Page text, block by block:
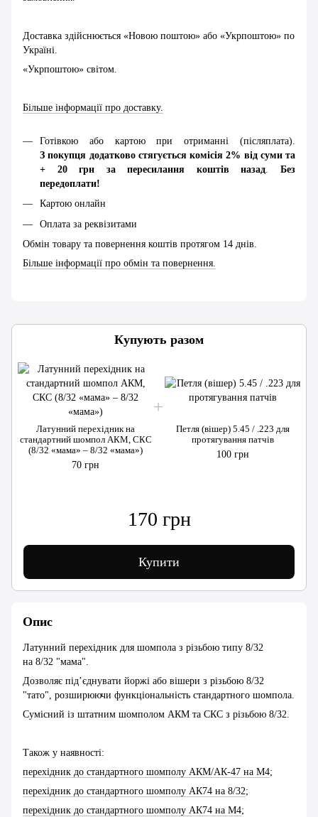
Доставка здійснюється «Новою поштою» або «Укрпоштою» по
Україні.
«Укрпоштою» світом.
Більше інформації про доставку.
Готівкою або картою при отриманні (післяплата).
З покупця додатково стягується комісія 2% від суми та
+ 20 грн за пересилання коштів назад.Без
передоплати!
Картою онлайн
Оплата за реквізитами
Обмін товару та повернення коштів протягом 14 днів.
Більше інформації про обмін та повернення.
Купують разом
Латунний перехідник на
стандартний шомпол АКМ, СКС
(8/32 «мама» – 8/32 «мама»)
70 грн
Петля (вішер) 5.45 / .223 для
протягування патчів
100 грн
170 грн
Купити
Опис
Латунний перехідник для шомпола з різьбою типу 8/32
на 8/32 "мама".
Дозволяє під’єднувати йоржі або вішери з різьбою 8/32
"тато", розширюючи функціональність стандартного шомпола.
Сумісний із штатним шомполом АКМ та СКС з різьбою 8/32.
Також у наявності:
перехідник до стандартного шомполу АКМ/АК-47 на М4;
перехідник до стандартного шомполу АК74 на 8/32;
перехідник до стандартного шомполу АК74 на М4;